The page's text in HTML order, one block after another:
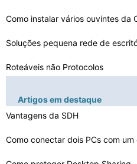
Soluções pequena rede de
Roteáveis ​​não Protocolos
Ferramentas de friso para Cat6
O que é um controlador USB
Artigos em destaque
Vantagens da SDH
Como conectar dois PCs com